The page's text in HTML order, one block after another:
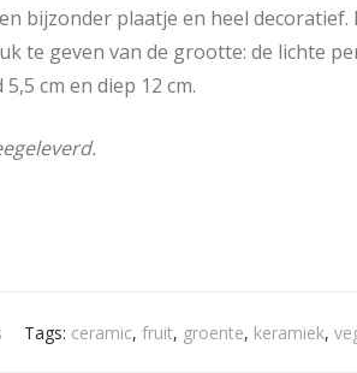
bijzonder plaatje en heel
te geven van de grootte: de lichte
cm en diep 12 cm.
Tags: ceramic, fruit, groente, keramiek,